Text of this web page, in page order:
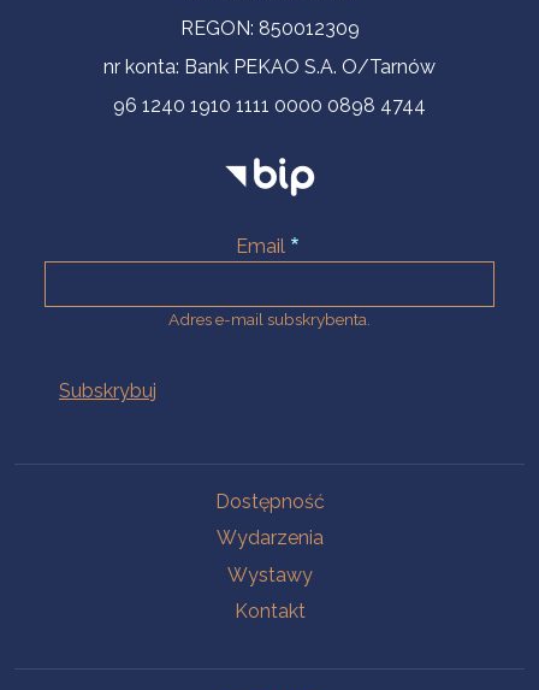
REGON: 850012309
nr konta: Bank PEKAO S.A. O/Tarnów
96 1240 1910 1111 0000 0898 4744
Email
Adres e-mail subskrybenta.
Dostępność
Wydarzenia
Wystawy
Kontakt